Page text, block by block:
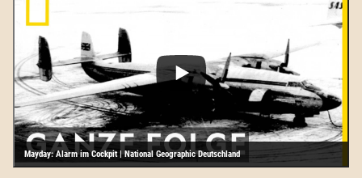
Mayday: Alarm im Cockpit | National Geographic Deutschland